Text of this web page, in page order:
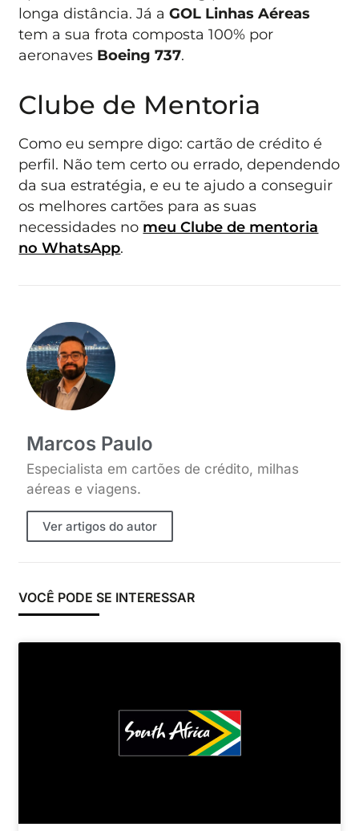
longa distância. Já aGOL Linhas Aéreas
tem a sua frota composta 100% por
aeronaves Boeing 737.
Clube de Mentoria
Como eu sempre digo: cartão de crédito é
perfil. Não tem certo ou errado, dependendo
da sua estratégia, e eu te ajudo a conseguir
os melhores cartões para as suas
necessidades no meu Clube de mentoria
no WhatsApp.
Marcos Paulo
Especialista em cartões de crédito, milhas
aéreas e viagens.
Ver artigos do autor
VOCÊ PODE SE INTERESSAR